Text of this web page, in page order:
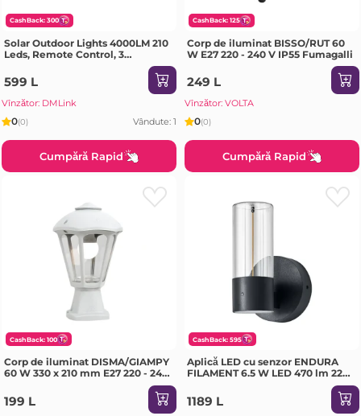
CashBack: 300
Solar Outdoor Lights 4000LM 210
Leds, Remote Control, 3
Adjustable Heads, Motion Sensor
Lights, IP65 Waterproof, Black
599 L
Vînzător: DMLink
0(0) Vândute: 1
Cumpără Rapid
CashBack: 125
Corp de iluminat BISSO/RUT 60
W E27 220 - 240 V IP55 Fumagalli
249 L
Vînzător: VOLTA
0(0)
Cumpără Rapid
CashBack: 100
Corp de iluminat DISMA/GIAMPY
60 W 330 x 210 mm E27 220 - 240
199 L
CashBack: 595
Aplică LED cu senzor ENDURA
FILAMENT 6.5 W LED 470 lm 220
1189 L